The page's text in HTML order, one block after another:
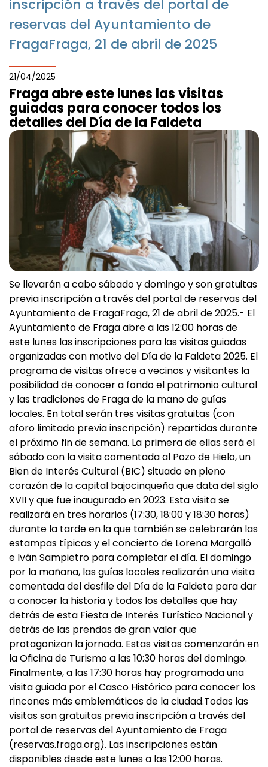
21/04/2025
inscripción a través del portal de
reservas del Ayuntamiento de
FragaFraga, 21 de abril de 2025
Fraga abre este lunes las visitas
guiadas para conocer todos los
detalles del Día de la Faldeta
Se llevarán a cabo sábado y domingo y son gratuitas
previa inscripción a través del portal de reservas del
Ayuntamiento de FragaFraga, 21 de abril de 2025.- El
Ayuntamiento de Fraga abre a las 12:00 horas de
este lunes las inscripciones para las visitas guiadas
organizadas con motivo del Día de la Faldeta 2025. El
programa de visitas ofrece a vecinos y visitantes la
posibilidad de conocer a fondo el patrimonio cultural
y las tradiciones de Fraga de la mano de guías
locales. En total serán tres visitas gratuitas (con
aforo limitado previa inscripción) repartidas durante
el próximo fin de semana. La primera de ellas será el
sábado con la visita comentada al Pozo de Hielo, un
Bien de Interés Cultural (BIC) situado en pleno
corazón de la capital bajocinqueña que data del siglo
XVII y que fue inaugurado en 2023. Esta visita se
realizará en tres horarios (17:30, 18:00 y 18:30 horas)
durante la tarde en la que también se celebrarán las
estampas típicas y el concierto de Lorena Margalló
e Iván Sampietro para completar el día. El domingo
por la mañana, las guías locales realizarán una visita
comentada del desfile del Día de la Faldeta para dar
a conocer la historia y todos los detalles que hay
detrás de esta Fiesta de Interés Turístico Nacional y
detrás de las prendas de gran valor que
protagonizan la jornada. Estas visitas comenzarán en
la Oficina de Turismo a las 10:30 horas del domingo.
Finalmente, a las 17:30 horas hay programada una
visita guiada por el Casco Histórico para conocer los
rincones más emblemáticos de la ciudad.Todas las
visitas son gratuitas previa inscripción a través del
portal de reservas del Ayuntamiento de Fraga
(reservas.fraga.org). Las inscripciones están
disponibles desde este lunes a las 12:00 horas.